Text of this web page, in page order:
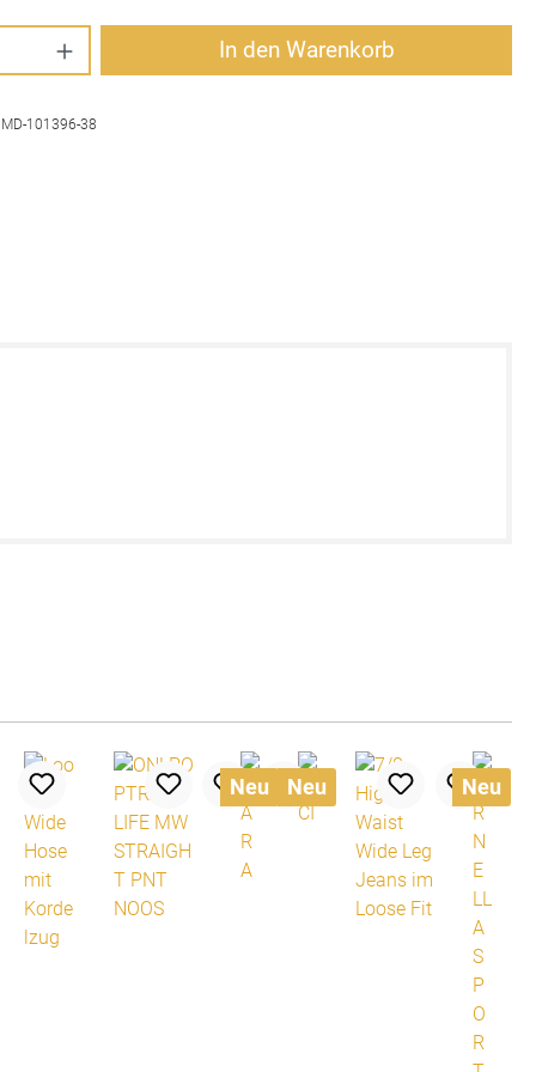
Gib den gewünschten Wert ein
In den Warenkorb
MD-101396-38
Neu Neu Neu